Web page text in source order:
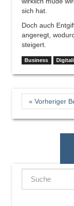
sich hat.
Doch auch
angeregt,
steigert.
Business
« Vorheriger